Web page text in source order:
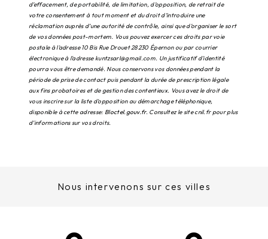
d’effacement, de portabilité, de limitation, d’opposition, de retrait de
votre consentement à tout moment et du droit d’introduire une
réclamation auprès d’une autorité de contrôle, ainsi que d’organiser le sort
de vos données post-mortem. Vous pouvez exercer ces droits par voie
postale à l'adresse 10 Bis Rue Drouet 28230 Épernon ou par courrier
électronique à l'adresse kuntzsarl@gmail.com. Un justificatif d'identité
pourra vous être demandé. Nous conservons vos données pendant la
période de prise de contact puis pendant la durée de prescription légale
aux fins probatoires et de gestion des contentieux. Vous avez le droit de
vous inscrire sur la liste d'opposition au démarchage téléphonique,
disponible à cette adresse: Bloctel.gouv.fr. Consultez le site cnil.fr pour plus
d’informations sur vos droits.
Nous intervenons sur ces villes